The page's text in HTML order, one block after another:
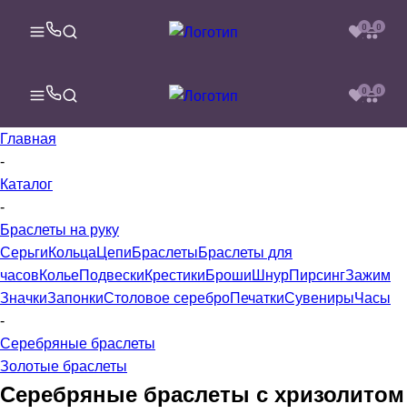
0 0
0 0
Главная
-
Каталог
-
Браслеты на руку
СерьгиКольца ЦепиБраслетыБраслеты для
часовКольеПодвескиКрестикиБроши ШнурПирсингЗажим
ЗначкиЗапонкиСтоловое сереброПечаткиСувенирыЧасы
-
Серебряные браслеты
Золотые браслеты
Серебряные браслеты с хризолитом